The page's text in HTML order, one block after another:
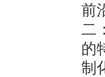
前
二
的
制